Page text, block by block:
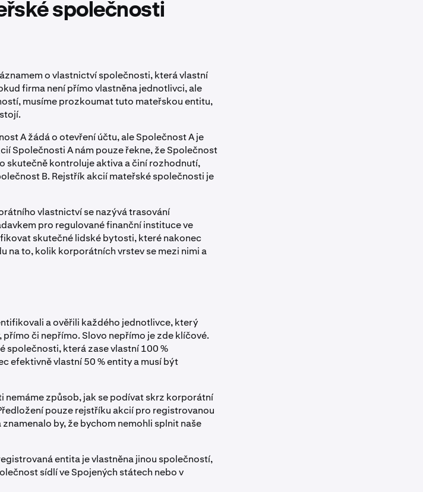
společnosti
o vlastnictví společnosti, která vlastní
firma není přímo vlastněna jednotlivci, ale
musíme prozkoumat tuto mateřskou entitu,
A žádá o otevření účtu, ale Společnost A je
Společnosti A nám pouze řekne, že Společnost
skutečně kontroluje aktiva a činí rozhodnutí,
B. Rejstřík akcií mateřské společnosti je
vlastnictví se nazývá trasování
pro regulované finanční instituce ve
skutečné lidské bytosti, které nakonec
na to, kolik korporátních vrstev se mezi nimi a
a ověřili každého jednotlivce, který
či nepřímo. Slovo nepřímo je zde klíčové.
společnosti, která zase vlastní 100 %
efektivně vlastní 50 % entity a musí být
způsob, jak se podívat skrz korporátní
pouze rejstříku akcií pro registrovanou
by, že bychom nemohli splnit naše
entita je vlastněna jinou společností,
sídlí ve Spojených státech nebo v